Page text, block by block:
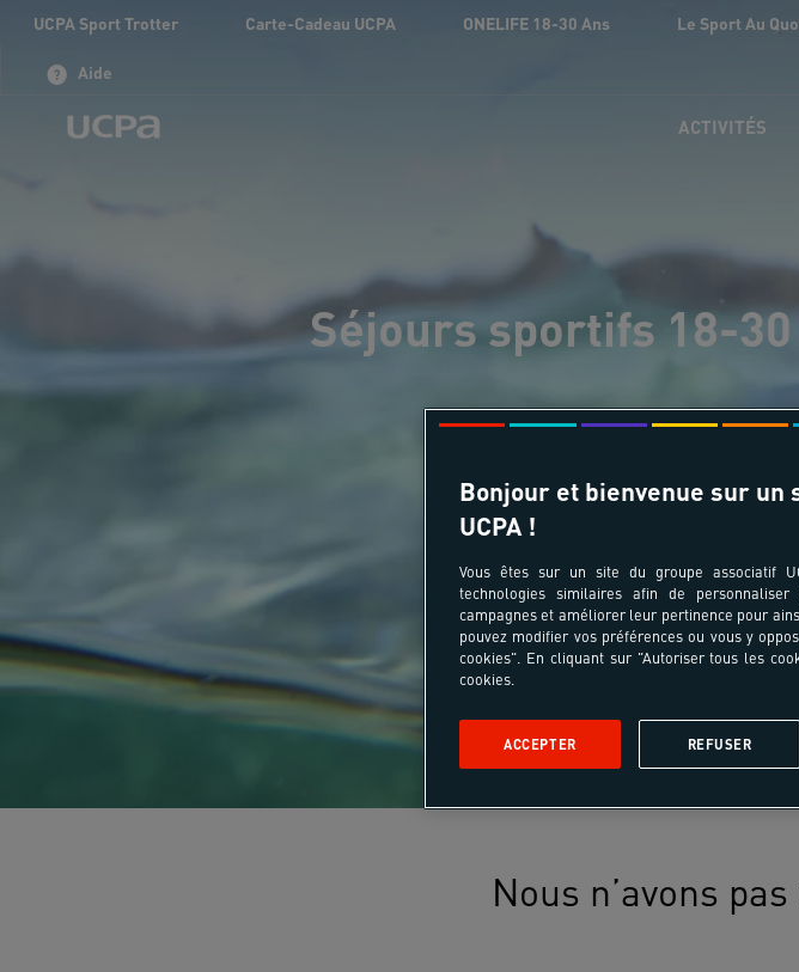
UCPA Sport Trotter Carte-Cadeau UCPA ONELIFE 18-30 Ans Le Sport Au
Aide
ACTIVITÉS
Séjours sportifs 18-
Nous n’avons
Bonjour et bienvenue sur un
UCPA !
Vous êtes sur un site du groupe associatif
technologies similaires afin de
campagnes et améliorer leur pertinence pour
pouvez modifier vos préférences ou vous y
cookies". En cliquant sur "Autoriser tous les
cookies.
REFUSER
ACCEPTER